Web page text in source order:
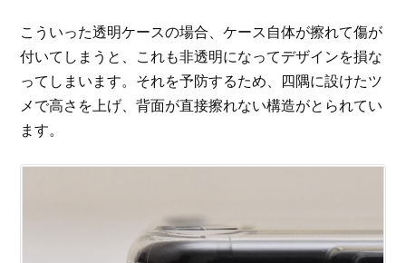
こういった透明ケースの場合、ケース自体が擦れて傷が
付いてしまうと、これも非透明になってデザインを損な
ってしまいます。それを予防するため、四隅に設けたツ
メで高さを上げ、背面が直接擦れない構造がとられてい
ます。